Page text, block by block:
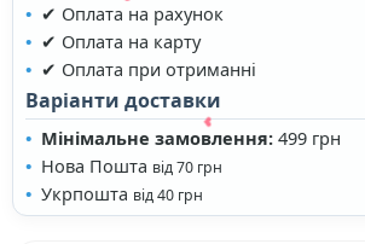
✔ Оплата на рахунок
✔ Оплата на карту
✔ Оплата при отриманні
Варіанти доставки
Мінімальне замовлення: 499 грн
Нова Пошта від 70 грн
Укрпошта від 40 грн